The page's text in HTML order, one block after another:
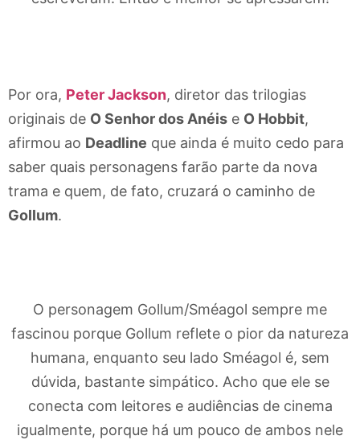
Por ora, Peter Jackson, diretor das trilogias
originais de O Senhor dos Anéis e O Hobbit,
afirmou ao Deadline que ainda é muito cedo para
saber quais personagens farão parte da nova
trama e quem, de fato, cruzará o caminho de
Gollum.
O personagem Gollum/Sméagol sempre me
fascinou porque Gollum reflete o pior da natureza
humana, enquanto seu lado Sméagol é, sem
dúvida, bastante simpático. Acho que ele se
conecta com leitores e audiências de cinema
igualmente, porque há um pouco de ambos nele